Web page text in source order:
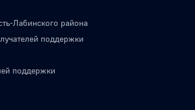
Лабинского района
поддержки
поддержки